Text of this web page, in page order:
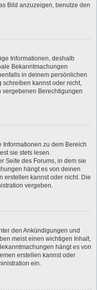
Bild anzuzeigen, benutze den
Informationen, deshalb
Bekanntmachungen
in deinem persönlichen
schreiben kannst oder nicht,
vergebenen Berechtigungen
zu dem Bereich
sie stets lesen.
Seite des Forums, in dem sie
hängt es von deinen
erstellen kannst oder nicht. Die
vergeben.
den Ankündigungen und
meist einen wichtigen Inhalt,
hängt es von
erstellen kannst oder
ein.